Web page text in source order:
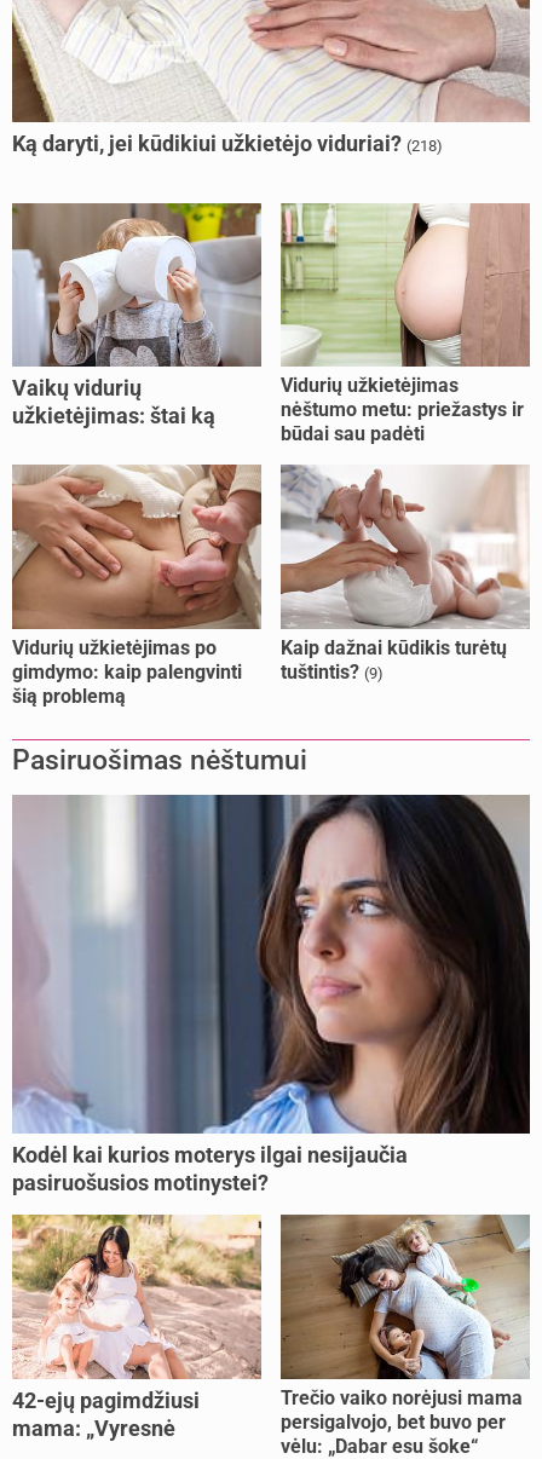
Ką daryti, jei kūdikiui užkietėjo viduriai? (218)
Vaikų vidurių
užkietėjimas: štai ką
Vidurių užkietėjimas
nėštumo metu: priežastys ir
būdai sau padėti
Vidurių užkietėjimas po
gimdymo: kaip palengvinti
šią problemą
Kaip dažnai kūdikis turėtų
tuštintis? (9)
Pasiruošimas nėštumui
Kodėl kai kurios moterys ilgai nesijaučia
pasiruošusios motinystei?
42-ejų pagimdžiusi
mama: „Vyresnė
Trečio vaiko norėjusi mama
persigalvojo, bet buvo per
vėlu: „Dabar esu šoke“